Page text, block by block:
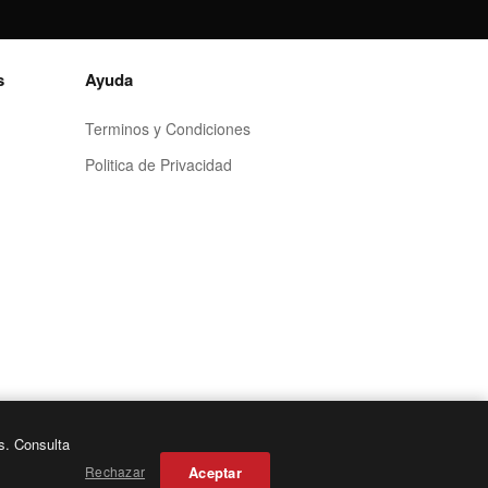
Ayuda
Terminos y Condiciones
Politica de Privacidad
Consulta
Rechazar Aceptar